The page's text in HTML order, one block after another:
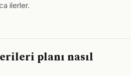
ilerler.
planı nasıl